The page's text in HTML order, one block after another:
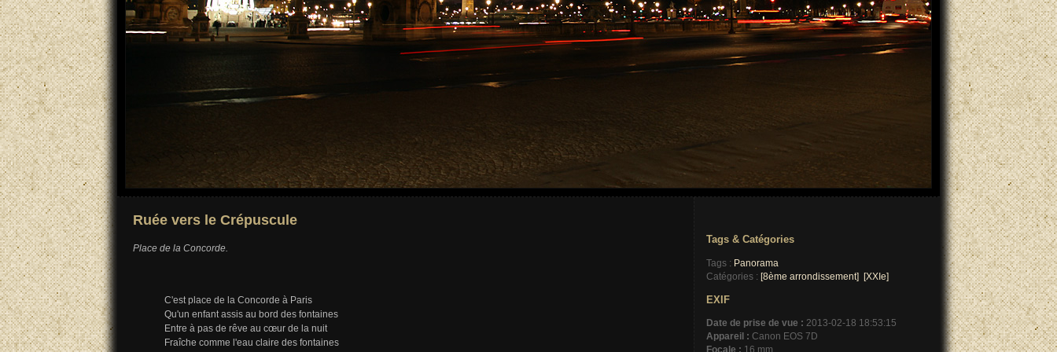
Ruée vers le Crépuscule
Place de la Concorde.
C'est place de la Concorde à Paris
Qu'un enfant assis au bord des fontaines
Entre à pas de rêve au cœur de la nuit
Fraîche comme l'eau claire des fontaines
Tags & Catégories
Tags : Panorama
Catégories : [8ème arrondissement] [XXIe]
EXIF
Date de prise de vue : 2013-02-18 18:53:15
Appareil : Canon EOS 7D
Focale : 16 mm